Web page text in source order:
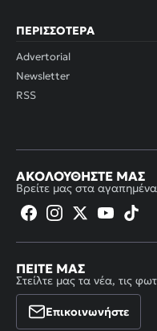
ΠΕΡΙΣΣΌΤΕΡΑ
Advertorial
Newsletter
RSS
ΑΚΟΛΟΥΘΉΣΤΕ ΜΑΣ
Βρείτε μας στα
ΠΕΊΤΕ ΜΑΣ
Στείλτε μας τα νέα, τις
Επικοινωνήστε